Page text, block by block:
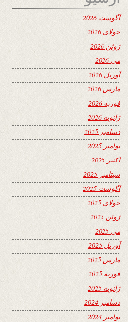
آگوست 2026
جولای 2026
ژوئن 2026
می 2026
آوریل 2026
مارس 2026
فوریه 2026
ژانویه 2026
دسامبر 2025
نوامبر 2025
اکتبر 2025
سپتامبر 2025
آگوست 2025
جولای 2025
ژوئن 2025
می 2025
آوریل 2025
مارس 2025
فوریه 2025
ژانویه 2025
دسامبر 2024
نوامبر 2024